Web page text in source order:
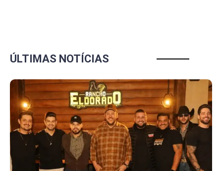
ÚLTIMAS NOTÍCIAS